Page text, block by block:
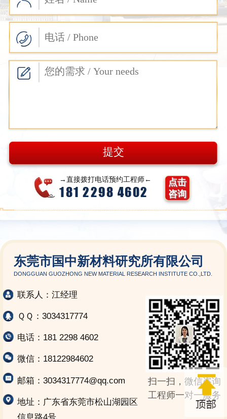
→直接拨打电话预约工程师←
181 2298 4602
点击
咨询
东莞市国中新材料研究所有限公司
DONGGUAN GUOZHONG NEW MATERIAL RESEARCH INSTITUTE CO.,LTD.
联系人：江经理
ＱＱ：3034317774
电话：181 2298 4602
微信：18122984602
邮箱：3034317774@qq.com
地址：广东省东莞市松山湖园区
扫一扫，微信咨询
工程师一对一服务